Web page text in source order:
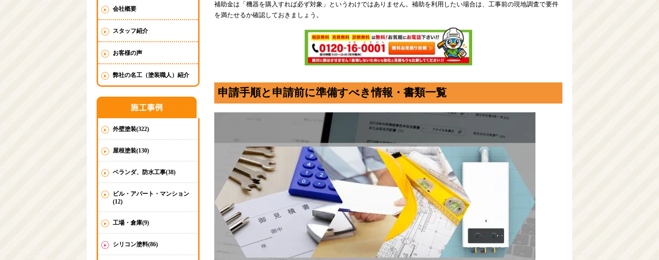
補助金は「機器を購入すれば必ず対象」というわけではありません。補助を利用したい場合は、工事前の現地調査で要件
を満たせるか確認しておきましょう。
申請手順と申請前に準備すべき情報・書類一覧
会社概要
スタッフ紹介
お客様の声
弊社の名工（塗装職人）紹介
外壁塗装(322)
屋根塗装(130)
ベランダ、防水工事(38)
ビル・アパート・マンション
(12)
工場・倉庫(9)
シリコン塗料(86)